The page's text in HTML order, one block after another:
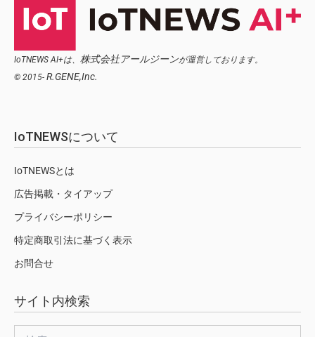
IoTNEWS AI+は、 株式会社アールジーンが運営しております。
© 2015- R.GENE,Inc.
IoTNEWSについて
IoTNEWSとは
広告掲載・タイアップ
プライバシーポリシー
特定商取引法に基づく表示
お問合せ
サイト内検索